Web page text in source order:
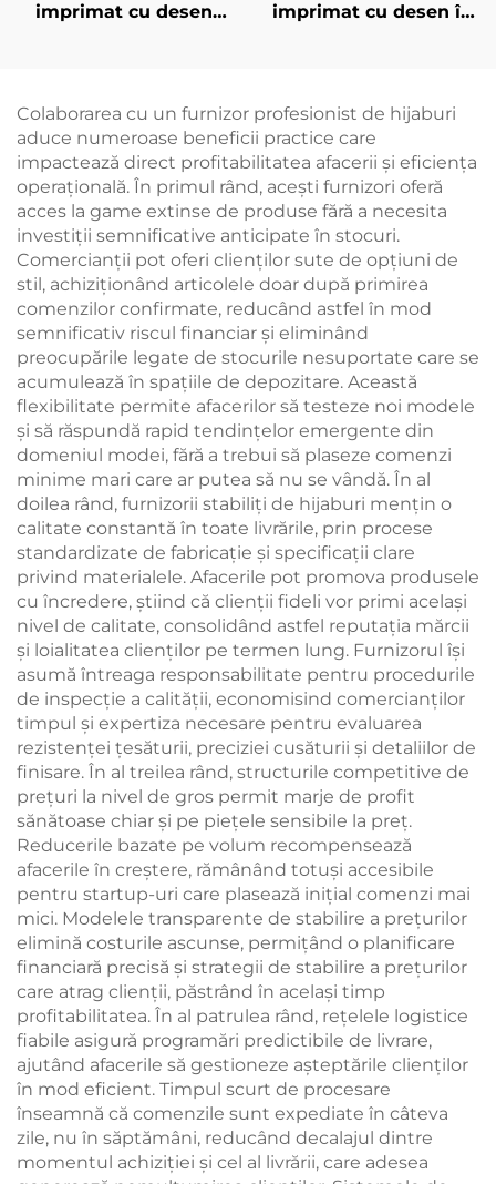
imprimat cu desen
imprimat cu desen în
Colaborarea cu un furnizor profesionist de hijaburi
aduce numeroase beneficii practice care
impactează direct profitabilitatea afacerii și eficiența
operațională. În primul rând, acești furnizori oferă
acces la game extinse de produse fără a necesita
investiții semnificative anticipate în stocuri.
Comercianții pot oferi clienților sute de opțiuni de
stil, achiziționând articolele doar după primirea
comenzilor confirmate, reducând astfel în mod
semnificativ riscul financiar și eliminând
preocupările legate de stocurile nesuportate care se
acumulează în spațiile de depozitare. Această
flexibilitate permite afacerilor să testeze noi modele
și să răspundă rapid tendințelor emergente din
domeniul modei, fără a trebui să plaseze comenzi
minime mari care ar putea să nu se vândă. În al
doilea rând, furnizorii stabiliți de hijaburi mențin o
calitate constantă în toate livrările, prin procese
standardizate de fabricație și specificații clare
privind materialele. Afacerile pot promova produsele
cu încredere, știind că clienții fideli vor primi același
nivel de calitate, consolidând astfel reputația mărcii
și loialitatea clienților pe termen lung. Furnizorul își
asumă întreaga responsabilitate pentru procedurile
de inspecție a calității, economisind comercianților
timpul și expertiza necesare pentru evaluarea
rezistenței țesăturii, preciziei cusăturii și detaliilor de
finisare. În al treilea rând, structurile competitive de
prețuri la nivel de gros permit marje de profit
sănătoase chiar și pe piețele sensibile la preț.
Reducerile bazate pe volum recompensează
afacerile în creștere, rămânând totuși accesibile
pentru startup-uri care plasează inițial comenzi mai
mici. Modelele transparente de stabilire a prețurilor
elimină costurile ascunse, permițând o planificare
financiară precisă și strategii de stabilire a prețurilor
care atrag clienții, păstrând în același timp
profitabilitatea. În al patrulea rând, rețelele logistice
fiabile asigură programări predictibile de livrare,
ajutând afacerile să gestioneze așteptările clienților
în mod eficient. Timpul scurt de procesare
înseamnă că comenzile sunt expediate în câteva
zile, nu în săptămâni, reducând decalajul dintre
momentul achiziției și cel al livrării, care adesea